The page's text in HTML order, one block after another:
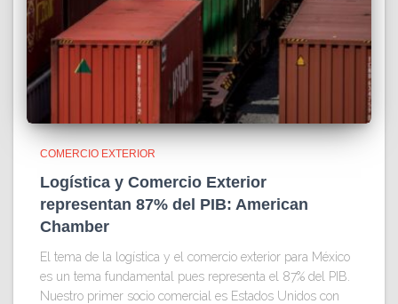
COMERCIO EXTERIOR
Logística y Comercio Exterior
representan 87% del PIB: American
Chamber
El tema de la logística y el comercio exterior para México
es un tema fundamental pues representa el 87% del PIB.
Nuestro primer socio comercial es Estados Unidos con